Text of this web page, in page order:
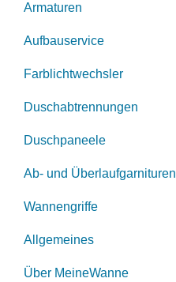
Armaturen
Aufbauservice
Farblichtwechsler
Duschabtrennungen
Duschpaneele
Ab- und Überlaufgarnituren
Wannengriffe
Allgemeines
Über MeineWanne